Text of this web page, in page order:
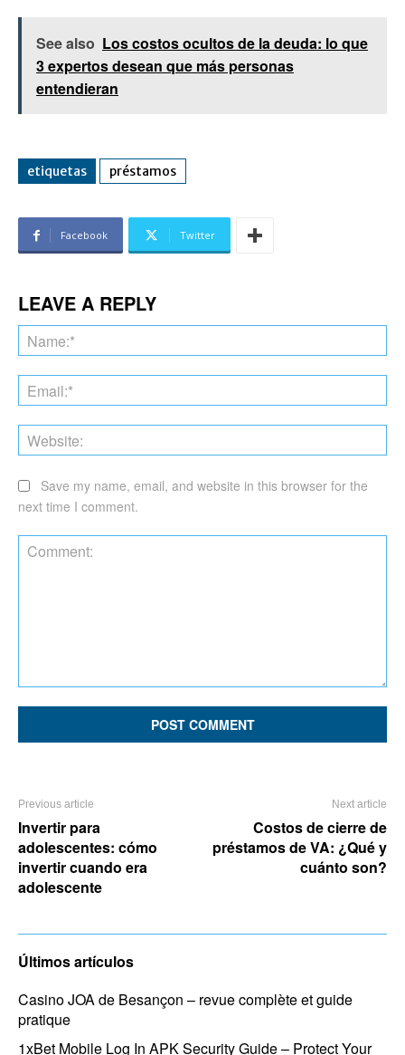
See also Los costos ocultos de la deuda: lo que
3 expertos desean que más personas
entendieran
etiquetas préstamos
Facebook Twitter
LEAVE A REPLY
Save my name, email, and website in this browser for the
next time I comment.
Previous article
Invertir para
adolescentes: cómo
invertir cuando era
adolescente
Next article
Costos de cierre de
préstamos de VA: ¿Qué y
cuánto son?
Últimos artículos
Casino JOA de Besançon – revue complète et guide
pratique
1xBet Mobile Log In APK Security Guide – Protect Your